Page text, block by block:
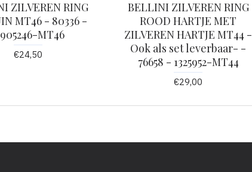
ZILVEREN RING
MT46 - 80336 -
MT46
€24,50
BELLINI ZILVEREN RING
ROOD HARTJE MET
ZILVEREN HARTJE MT44 -
Ook als set leverbaar- -
76658 - 1325952-MT44
€29,00